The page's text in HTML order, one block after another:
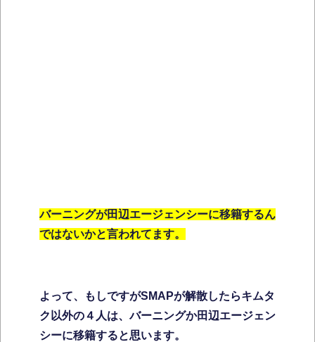
バーニングが田辺エージェンシーに移籍するん
ではないかと言われてます。
よって、もしですがSMAPが解散したらキムタ
ク以外の４人は、バーニングか田辺エージェン
シーに移籍すると思います。